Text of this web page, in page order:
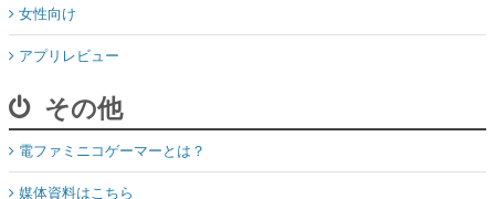
女性向け
アプリレビュー
その他
電ファミニコゲーマーとは？
媒体資料はこちら